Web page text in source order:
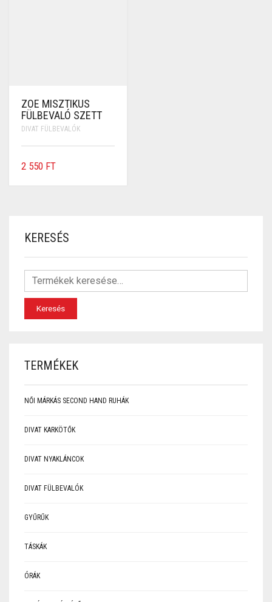
ZOE MISZTIKUS
FÜLBEVALÓ SZETT
DIVAT FÜLBEVALÓK
2 550 FT
KERESÉS
Keresés
TERMÉKEK
NŐI MÁRKÁS SECOND HAND RUHÁK
DIVAT KARKÖTŐK
DIVAT NYAKLÁNCOK
DIVAT FÜLBEVALÓK
GYŰRŰK
TÁSKÁK
ÓRÁK